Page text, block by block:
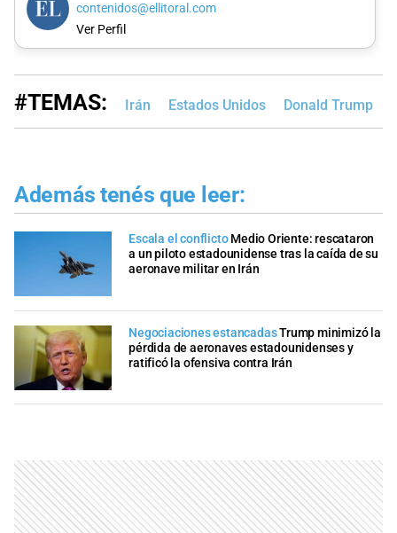
contenidos@ellitoral.com
Ver Perfil
#TEMAS: Irán Estados Unidos Donald Trump
Además tenés que leer:
Escala el conflicto Medio Oriente: rescataron
a un piloto estadounidense tras la caída de su
aeronave militar en Irán
Negociaciones estancadasTrump minimizó la
pérdida de aeronaves estadounidenses y
ratificó la ofensiva contra Irán